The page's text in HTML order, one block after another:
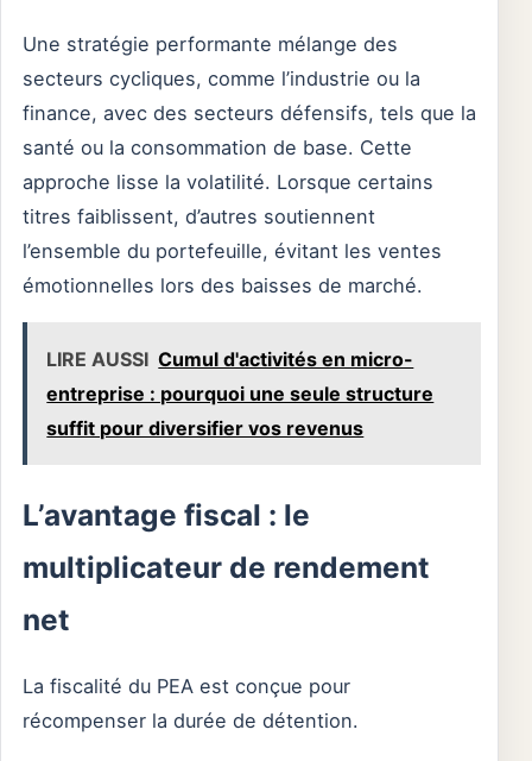
Une stratégie performante mélange des
secteurs cycliques, comme l’industrie ou la
finance, avec des secteurs défensifs, tels que la
santé ou la consommation de base. Cette
approche lisse la volatilité. Lorsque certains
titres faiblissent, d’autres soutiennent
l’ensemble du portefeuille, évitant les ventes
émotionnelles lors des baisses de marché.
LIRE AUSSI Cumul d'activités en micro-
entreprise : pourquoi une seule structure
suffit pour diversifier vos revenus
L’avantage fiscal : le
multiplicateur de rendement
net
La fiscalité du PEA est conçue pour
récompenser la durée de détention.